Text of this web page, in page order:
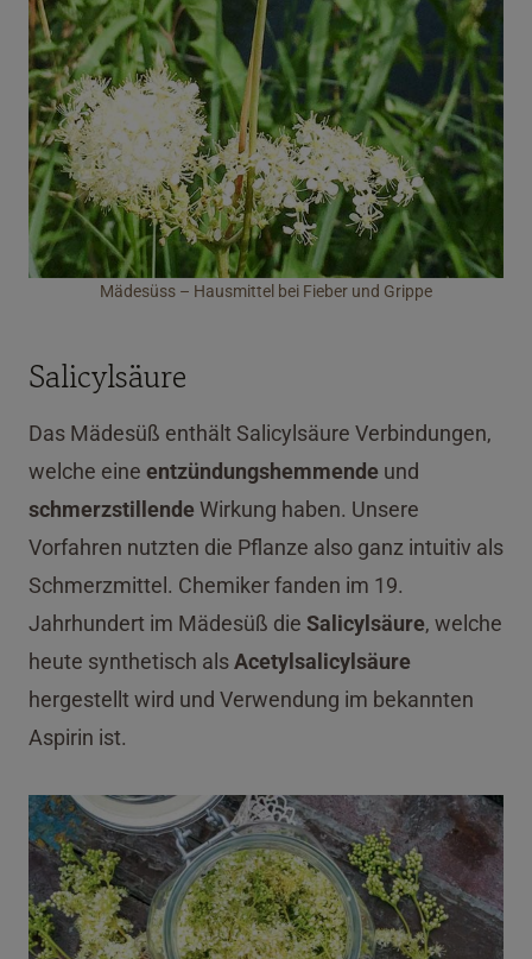
Mädesüss – Hausmittel bei Fieber und Grippe
Salicylsäure
Das Mädesüß enthält Salicylsäure Verbindungen,
welche eine entzündungshemmende und
schmerzstillendeWirkung haben. Unsere
Vorfahren nutzten die Pflanze also ganz intuitiv als
Schmerzmittel. Chemiker fanden im 19.
Jahrhundert im Mädesüß die Salicylsäure, welche
heute synthetisch alsAcetylsalicylsäure
hergestellt wird und Verwendung im bekannten
Aspirin ist.